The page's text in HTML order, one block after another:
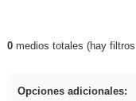
Resultados de:
0medios totales (hay
Opciones adicionales: